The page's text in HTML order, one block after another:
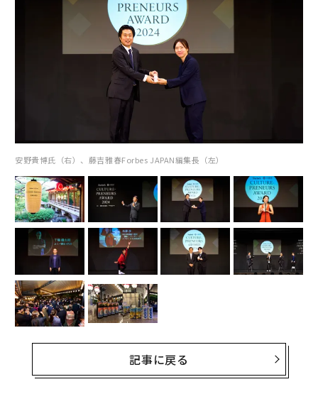
安野貴博氏（右）、藤吉雅春Forbes JAPAN編集長（左）
記事に戻る